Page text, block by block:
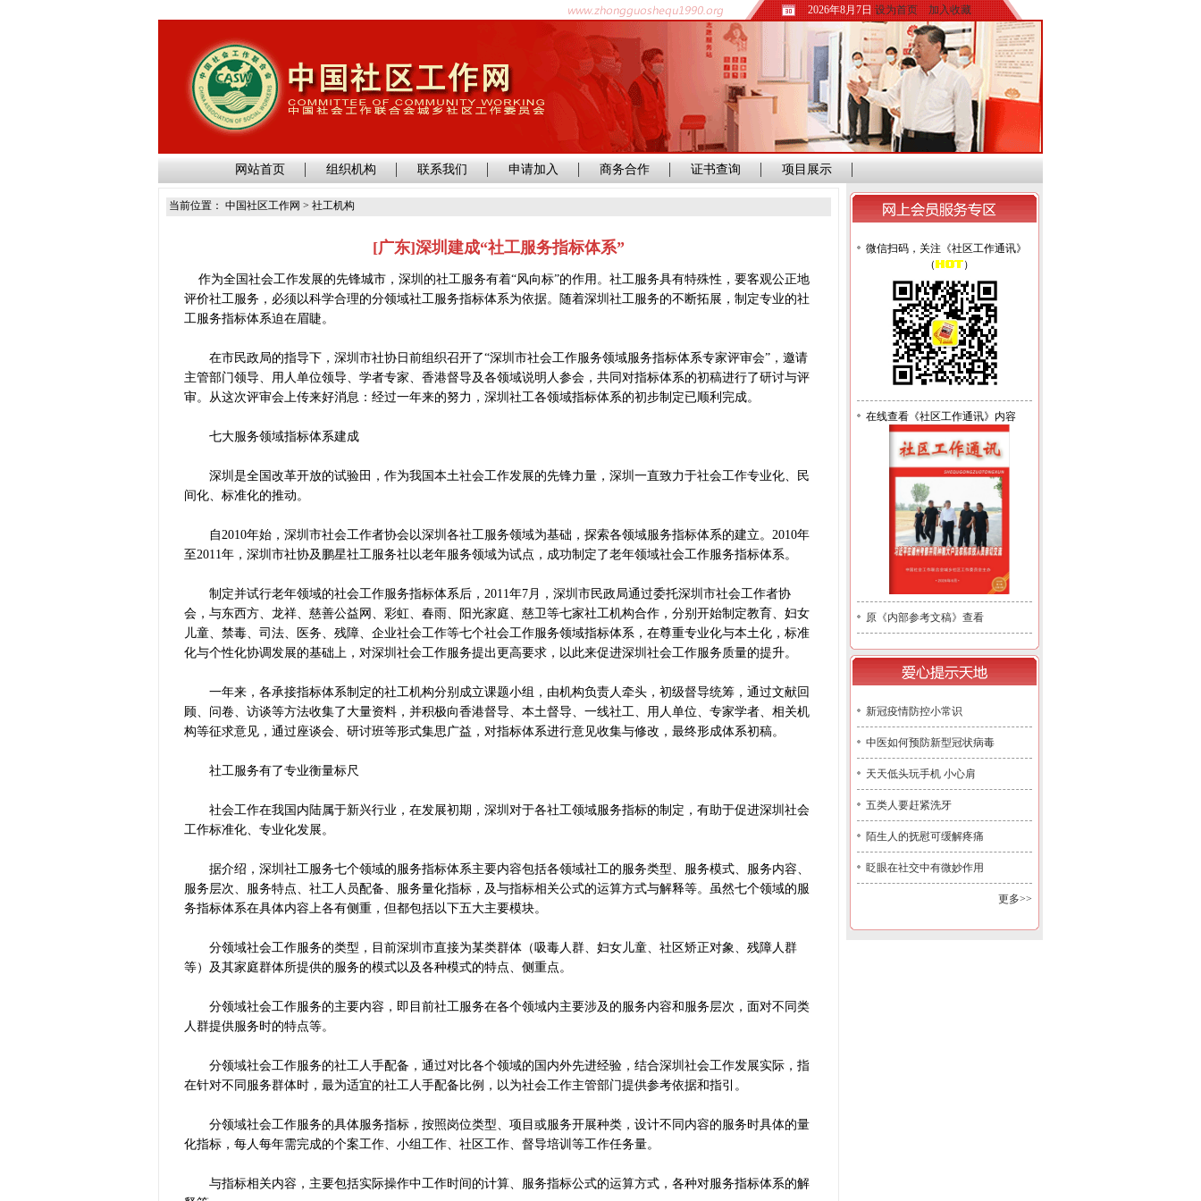
2026年8月7日设为首页 加入收藏
网站首页 组织机构 联系我们 申请加入 商务合作 证书查询 项目展示
微信扫码，关注《社区工作通讯》
（
）
在线查看《社区工作通讯》内容
原《内部参考文稿》查看
新冠疫情防控小常识
中医如何预防新型冠状病毒
天天低头玩手机 小心肩
五类人要赶紧洗牙
陌生人的抚慰可缓解疼痛
眨眼在社交中有微妙作用
更多>>
当前位置： 中国社区工作网 > 社工机构
[广东]深圳建成“社工服务指标体系”
作为全国社会工作发展的先锋城市，深圳的社工服务有着“风向标”的作用。社工服务具有特殊性，要客观公正地
评价社工服务，必须以科学合理的分领域社工服务指标体系为依据。随着深圳社工服务的不断拓展，制定专业的社
工服务指标体系迫在眉睫。
在市民政局的指导下，深圳市社协日前组织召开了“深圳市社会工作服务领域服务指标体系专家评审会”，邀请
主管部门领导、用人单位领导、学者专家、香港督导及各领域说明人参会，共同对指标体系的初稿进行了研讨与评
审。从这次评审会上传来好消息：经过一年来的努力，深圳社工各领域指标体系的初步制定已顺利完成。
七大服务领域指标体系建成
深圳是全国改革开放的试验田，作为我国本土社会工作发展的先锋力量，深圳一直致力于社会工作专业化、民
间化、标准化的推动。
自2010年始，深圳市社会工作者协会以深圳各社工服务领域为基础，探索各领域服务指标体系的建立。2010年
至2011年，深圳市社协及鹏星社工服务社以老年服务领域为试点，成功制定了老年领域社会工作服务指标体系。
制定并试行老年领域的社会工作服务指标体系后，2011年7月，深圳市民政局通过委托深圳市社会工作者协
会，与东西方、龙祥、慈善公益网、彩虹、春雨、阳光家庭、慈卫等七家社工机构合作，分别开始制定教育、妇女
儿童、禁毒、司法、医务、残障、企业社会工作等七个社会工作服务领域指标体系，在尊重专业化与本土化，标准
化与个性化协调发展的基础上，对深圳社会工作服务提出更高要求，以此来促进深圳社会工作服务质量的提升。
一年来，各承接指标体系制定的社工机构分别成立课题小组，由机构负责人牵头，初级督导统筹，通过文献回
顾、问卷、访谈等方法收集了大量资料，并积极向香港督导、本土督导、一线社工、用人单位、专家学者、相关机
构等征求意见，通过座谈会、研讨班等形式集思广益，对指标体系进行意见收集与修改，最终形成体系初稿。
社工服务有了专业衡量标尺
社会工作在我国内陆属于新兴行业，在发展初期，深圳对于各社工领域服务指标的制定，有助于促进深圳社会
工作标准化、专业化发展。
据介绍，深圳社工服务七个领域的服务指标体系主要内容包括各领域社工的服务类型、服务模式、服务内容、
服务层次、服务特点、社工人员配备、服务量化指标，及与指标相关公式的运算方式与解释等。虽然七个领域的服
务指标体系在具体内容上各有侧重，但都包括以下五大主要模块。
分领域社会工作服务的类型，目前深圳市直接为某类群体（吸毒人群、妇女儿童、社区矫正对象、残障人群
等）及其家庭群体所提供的服务的模式以及各种模式的特点、侧重点。
分领域社会工作服务的主要内容，即目前社工服务在各个领域内主要涉及的服务内容和服务层次，面对不同类
人群提供服务时的特点等。
分领域社会工作服务的社工人手配备，通过对比各个领域的国内外先进经验，结合深圳社会工作发展实际，指
在针对不同服务群体时，最为适宜的社工人手配备比例，以为社会工作主管部门提供参考依据和指引。
分领域社会工作服务的具体服务指标，按照岗位类型、项目或服务开展种类，设计不同内容的服务时具体的量
化指标，每人每年需完成的个案工作、小组工作、社区工作、督导培训等工作任务量。
与指标相关内容，主要包括实际操作中工作时间的计算、服务指标公式的运算方式，各种对服务指标体系的解